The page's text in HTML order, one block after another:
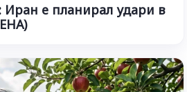
Иран е планирал удари в